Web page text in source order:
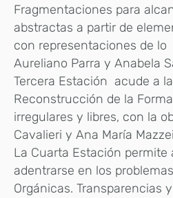
Fragmentaciones para
abstractas a partir de
con representaciones de lo
Aureliano Parra y Anabela
Tercera Estación acude a
Reconstrucción de la
irregulares y libres, con la
Cavalieri y Ana María
La Cuarta Estación permite
adentrarse en los
Orgánicas. Transparencias